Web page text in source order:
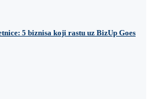
5 biznisa koji rastu uz BizUp Goes